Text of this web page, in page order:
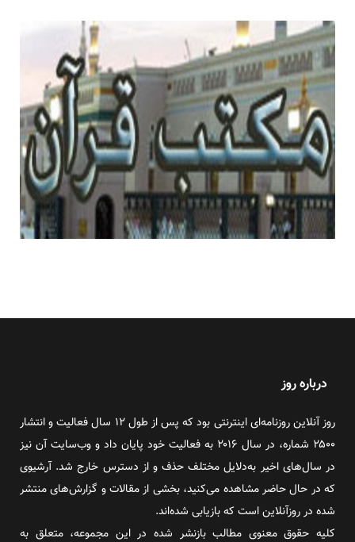
درباره روز
روز آنلاین روزنامه‌ای اینترنتی بود که پس از طول ۱۲ سال فعالیت و انتشار
۲۵۰۰ شماره، در سال ۲۰۱۶ به فعالیت خود پایان داد و وب‌سایت آن نیز
در سال‌های اخیر به‌دلایل مختلف حذف و از دسترس خارج شد. آرشیوی
که در حال حاضر مشاهده می‌کنید، بخشی از مقالات و گزارش‌های منتشر
شده در روزآنلاین است که بازیابی شده‌اند.
کلیه حقوق معنوی مطالب بازنشر شده در این مجموعه، متعلق به